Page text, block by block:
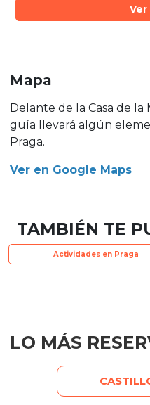
Ver
Mapa
Delante de la Casa de la
guía llevará algún
Praga.
Ver en Google Maps
TAMBIÉN TE
Actividades en Praga
LO MÁS